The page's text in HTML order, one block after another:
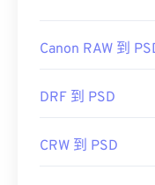
Canon RAW 到
DRF 到 PSD
CRW 到 PSD